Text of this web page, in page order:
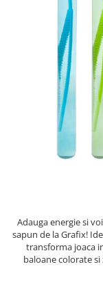
Jocuri cu dinozauri
Jucării de pluș
Jocuri educative
școală/grădiniță
Cărţi de colorat,
Accesorii diverse
LEGO Friends
LEGO Ninjago
LEGO Minecraft
LEGO DREAMZzz
LEGO Star Wars
LEGO Gabby s
LEGO Harry Potter
LEGO Jurassic
LEGO Sonic the
Adauga energie si
sapun de la Grafix!
transforma joaca
baloane colorate